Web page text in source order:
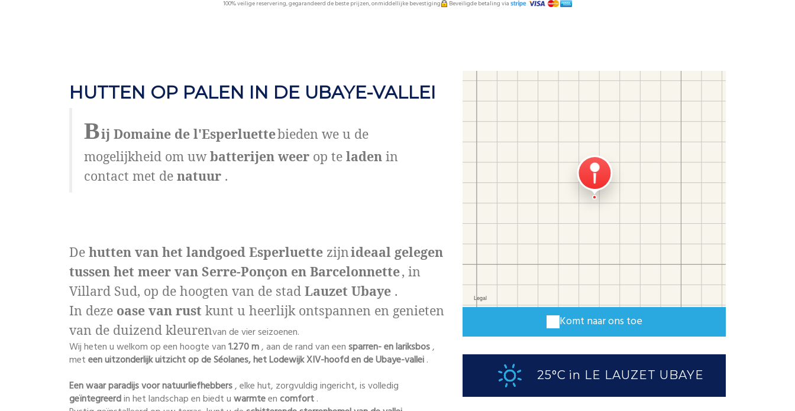
100% veilige reservering, gegarandeerd de beste prijzen, onmiddellijke bevestiging Beveiligde betaling via
Komt naar ons toe
25°C in LE LAUZET UBAYE
HUTTEN OP PALEN IN DE UBAYE-VALLEI
Bij Domaine de l'Esperluettebieden we u de
mogelijkheid om uwbatterijen weer op te laden in
contact met de natuur .
De hutten van het landgoed Esperluette zijnideaal gelegen
tussen het meer van Serre-Ponçon en Barcelonnette, in
Villard Sud, op de hoogten van de stad Lauzet Ubaye .
In deze oase van rust kunt u heerlijk ontspannen en genieten
van de duizend kleurenvan de vier seizoenen.
Wij heten u welkom op een hoogte van1.270 m, aan de rand van eensparren- en lariksbos,
meteen uitzonderlijk uitzicht op de Séolanes, het Lodewijk XIV-hoofd en de Ubaye-vallei.
Een waar paradijs voor natuurliefhebbers, elke hut, zorgvuldig ingericht, is volledig
geïntegreerdin het landschap en biedt uwarmteencomfort.